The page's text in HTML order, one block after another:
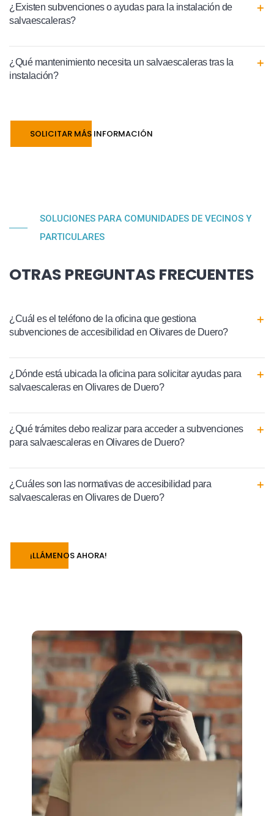
¿Existen subvenciones o ayudas para la instalación de
salvaescaleras?
¿Qué mantenimiento necesita un salvaescaleras tras la
instalación?
SOLICITAR MÁS INFORMACIÓN
SOLUCIONES PARA COMUNIDADES DE VECINOS Y
PARTICULARES
OTRAS PREGUNTAS FRECUENTES
¿Cuál es el teléfono de la oficina que gestiona
subvenciones de accesibilidad en Olivares de Duero?
¿Dónde está ubicada la oficina para solicitar ayudas para
salvaescaleras en Olivares de Duero?
¿Qué trámites debo realizar para acceder a subvenciones
para salvaescaleras en Olivares de Duero?
¿Cuáles son las normativas de accesibilidad para
salvaescaleras en Olivares de Duero?
¡LLÁMENOS AHORA!